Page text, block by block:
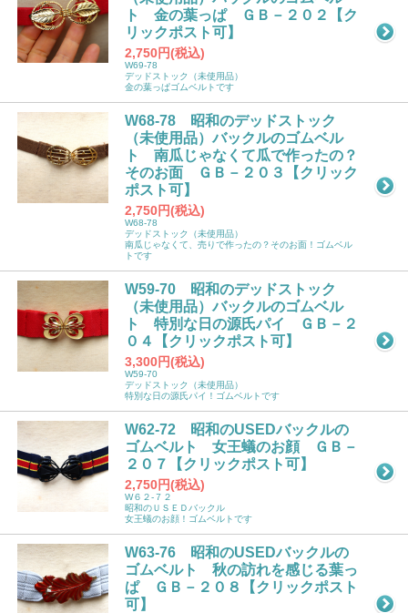
ト 金の葉っぱ ＧＢ－２０２【ク
リックポスト可】
2,750円(税込)
W69-78
デッドストック（未使用品）
金の葉っぱゴムベルトです
W68-78 昭和のデッドストック
（未使用品）バックルのゴムベル
ト 南瓜じゃなくて瓜で作ったの？
そのお面 ＧＢ－２０３【クリック
ポスト可】
2,750円(税込)
W68-78
デッドストック（未使用品）
南瓜じゃなくて、売りで作ったの？そのお面！ゴムベル
トです
W59-70 昭和のデッドストック
（未使用品）バックルのゴムベル
ト 特別な日の源氏パイ ＧＢ－２
０４【クリックポスト可】
3,300円(税込)
W59-70
デッドストック（未使用品）
特別な日の源氏パイ！ゴムベルトです
W62-72 昭和のUSEDバックルの
ゴムベルト 女王蟻のお顔 ＧＢ－
２０７【クリックポスト可】
2,750円(税込)
W６２-７２
昭和のＵＳＥＤバックル
女王蟻のお顔！ゴムベルトです
W63-76 昭和のUSEDバックルの
ゴムベルト 秋の訪れを感じる葉っ
ぱ ＧＢ－２０８【クリックポスト
可】